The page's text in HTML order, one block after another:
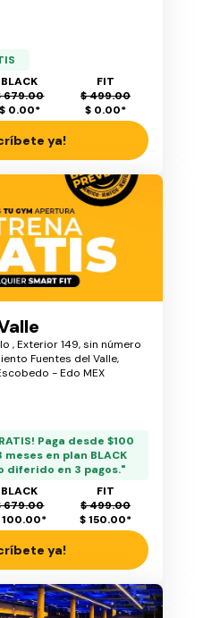
BLACK
679.00
$ 0.00*
FIT
$ 499.00
$ 0.00*
ya!
, Exterior 149, sin número
Fuentes del Valle,
- Edo MEX
Paga desde $100
en plan BLACK
diferido en 3 pagos."
BLACK
679.00
100.00*
FIT
$ 499.00
$ 150.00*
ya!